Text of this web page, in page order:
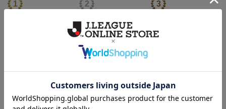
（Sｰ3XL）2026/27 オー
センティックユニフォー
ム FP 1st
20,020円～25,520円
（130-160cm）2026/27
キッズユニフォーム FP1s
5,500円
（4XL）2026/27 オーセ
ンティックユニフォーム
23,020円～28,520円